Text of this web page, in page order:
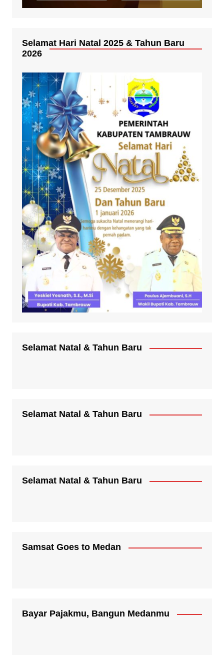
Selamat Hari Natal 2025 & Tahun Baru
2026
Selamat Natal & Tahun Baru
Selamat Natal & Tahun Baru
Selamat Natal & Tahun Baru
Samsat Goes to Medan
Bayar Pajakmu, Bangun Medanmu